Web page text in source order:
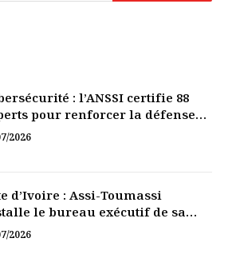
: l’ANSSI certifie 88
pour renforcer la défense
de la Côte d’Ivoire
2026
d’Ivoire : Assi-Toumassi
le bureau exécutif de sa
de développement
2026